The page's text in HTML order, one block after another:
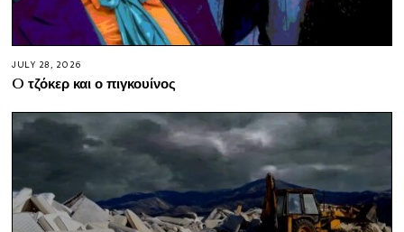
JULY 28, 2026
O τζόκερ και ο πιγκουίνος